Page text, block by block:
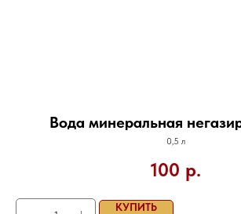
Вода минеральная
0,5 л
100 р.
КУПИТЬ